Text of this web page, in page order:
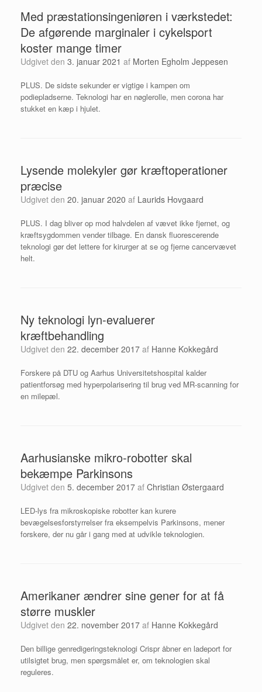
Med præstationsingeniøren i værkstedet:
De afgørende marginaler i cykelsport
koster mange timer
Udgivet den 3. januar 2021 af Morten Egholm Jeppesen
PLUS. De sidste sekunder er vigtige i kampen om
podiepladserne. Teknologi har en nøglerolle, men corona har
stukket en kæp i hjulet.
Lysende molekyler gør kræftoperationer
præcise
Udgivet den 20. januar 2020 af Laurids Hovgaard
PLUS. I dag bliver op mod halvdelen af vævet ikke fjernet, og
kræftsygdommen vender tilbage. ​En dansk fluorescerende
teknologi gør det lettere for kirurger at se og fjerne cancervævet
helt.
Ny teknologi lyn-evaluerer
kræftbehandling
Udgivet den 22. december 2017 af Hanne Kokkegård
Forskere på DTU og Aarhus Universitetshospital kalder
patientforsøg med hyperpolarisering til brug ved MR-scanning for
en milepæl.
Aarhusianske mikro-robotter skal
bekæmpe Parkinsons
Udgivet den 5. december 2017 af Christian Østergaard
LED-lys fra mikroskopiske robotter kan kurere
bevægelsesforstyrrelser fra eksempelvis Parkinsons, mener
forskere, der nu går i gang med at udvikle teknologien.
Amerikaner ændrer sine gener for at få
større muskler
Udgivet den 22. november 2017 af Hanne Kokkegård
Den billige genredigeringsteknologi Crispr åbner en ladeport for
utilsigtet brug, men spørgsmålet er, om teknologien skal
reguleres.